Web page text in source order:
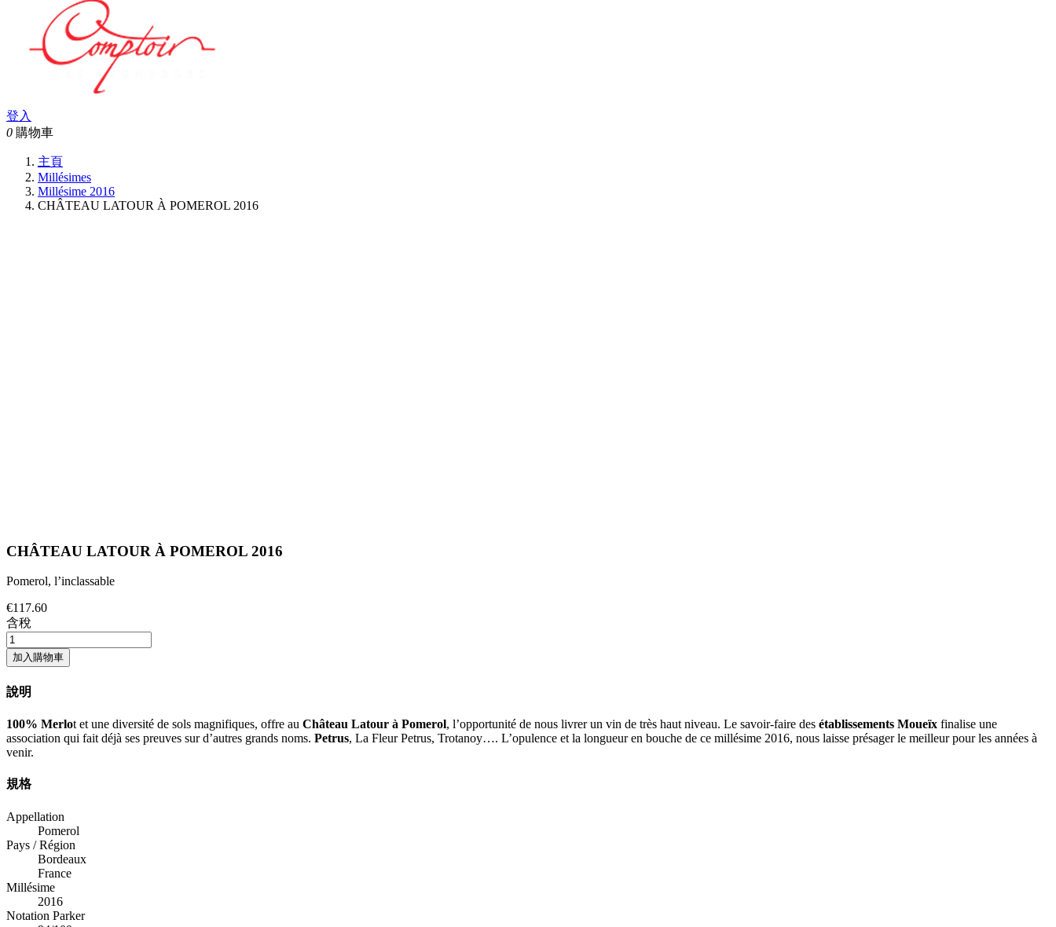
登入
0 購物車
主頁
Millésimes
Millésime 2016
CHÂTEAU LATOUR À POMEROL 2016
CHÂTEAU LATOUR À POMEROL 2016
Pomerol, l’inclassable
€117.60
含稅
加入購物車
說明
100% Merlot et une diversité de sols magnifiques, offre au Château Latour à Pomerol, l’opportunité de nous livrer un vin de très haut niveau. Le savoir-faire des établissements Moueïx finalise une
association qui fait déjà ses preuves sur d’autres grands noms. Petrus, La Fleur Petrus, Trotanoy…. L’opulence et la longueur en bouche de ce millésime 2016, nous laisse présager le meilleur pour les années à
venir.
規格
Appellation
Pomerol
Pays / Région
Bordeaux
France
Millésime
2016
Notation Parker